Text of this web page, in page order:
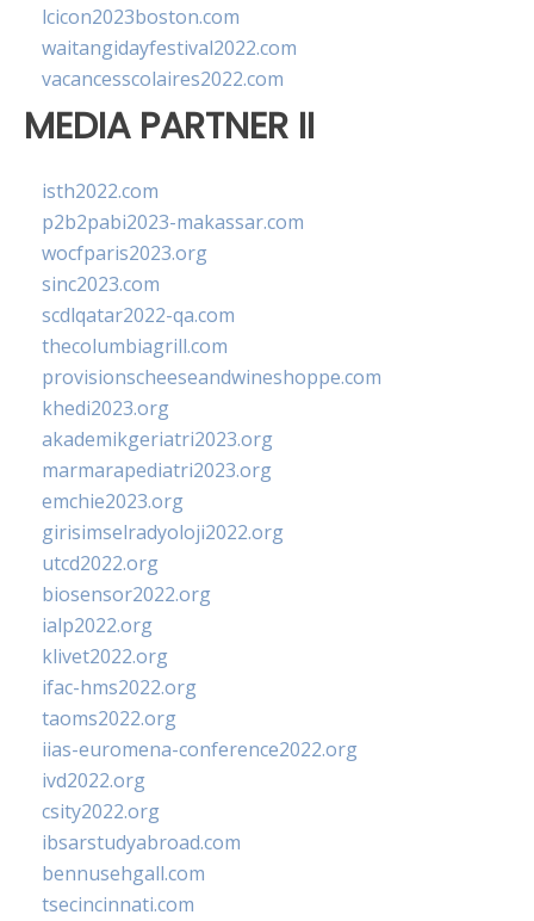
lcicon2023boston.com
waitangidayfestival2022.com
vacancesscolaires2022.com
MEDIA PARTNER II
isth2022.com
p2b2pabi2023-makassar.com
wocfparis2023.org
sinc2023.com
scdlqatar2022-qa.com
thecolumbiagrill.com
provisionscheeseandwineshoppe.com
khedi2023.org
akademikgeriatri2023.org
marmarapediatri2023.org
emchie2023.org
girisimselradyoloji2022.org
utcd2022.org
biosensor2022.org
ialp2022.org
klivet2022.org
ifac-hms2022.org
taoms2022.org
iias-euromena-conference2022.org
ivd2022.org
csity2022.org
ibsarstudyabroad.com
bennusehgall.com
tsecincinnati.com